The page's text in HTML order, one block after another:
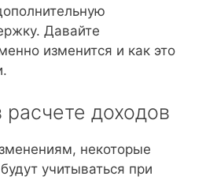
Давайте
изменится и как это
доходов
некоторые
учитываться при